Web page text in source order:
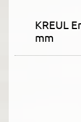
KREUL
mm